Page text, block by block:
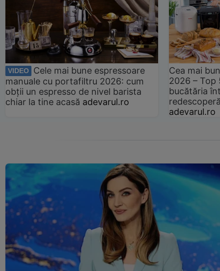
VIDEO
Cele mai bune espressoare
manuale cu portafiltru 2026: cum
obții un espresso de nivel barista
chiar la tine acasă adevarul.ro
Cea mai
2026 –
bucătăria
adevarul.ro